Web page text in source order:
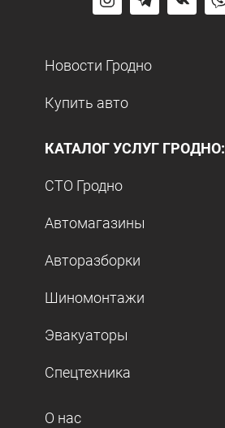
Новости Гродно
Купить авто
КАТАЛОГ УСЛУГ ГРОДНО:
СТО Гродно
Автомагазины
Авторазборки
Шиномонтажи
Эвакуаторы
Спецтехника
О нас